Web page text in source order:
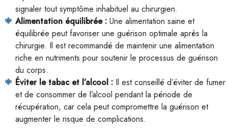
signaler tout symptôme inhabituel au chirurgien.
Alimentation équilibrée : Une alimentation saine et
équilibrée peut favoriser une guérison optimale après la
chirurgie. Il est recommandé de maintenir une alimentation
riche en nutriments pour soutenir le processus de guérison
du corps.
Éviter le tabac et l’alcool : Il est conseillé d’éviter de fumer
et de consommer de l’alcool pendant la période de
récupération, car cela peut compromettre la guérison et
augmenter le risque de complications.